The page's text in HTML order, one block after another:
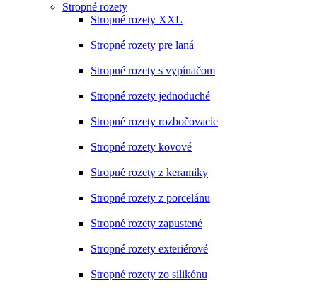
Stropné rozety
Stropné rozety XXL
Stropné rozety pre laná
Stropné rozety s vypínačom
Stropné rozety jednoduché
Stropné rozety rozbočovacie
Stropné rozety kovové
Stropné rozety z keramiky
Stropné rozety z porcelánu
Stropné rozety zapustené
Stropné rozety exteriérové
Stropné rozety zo silikónu